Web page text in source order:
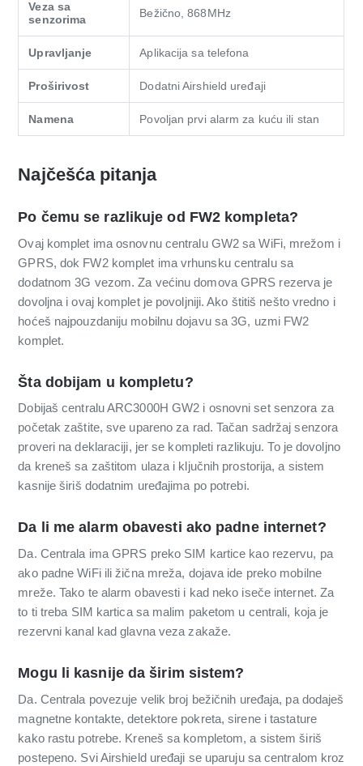
Veza sa
senzorima
Bežično, 868MHz
Upravljanje Aplikacija sa telefona
Proširivost Dodatni Airshield uređaji
Namena Povoljan prvi alarm za kuću ili stan
Najčešća pitanja
Po čemu se razlikuje od FW2 kompleta?
Ovaj komplet ima osnovnu centralu GW2 sa WiFi, mrežom i
GPRS, dok FW2 komplet ima vrhunsku centralu sa
dodatnom 3G vezom. Za većinu domova GPRS rezerva je
dovoljna i ovaj komplet je povoljniji. Ako štitiš nešto vredno i
hoćeš najpouzdaniju mobilnu dojavu sa 3G, uzmi FW2
komplet.
Šta dobijam u kompletu?
Dobijaš centralu ARC3000H GW2 i osnovni set senzora za
početak zaštite, sve upareno za rad. Tačan sadržaj senzora
proveri na deklaraciji, jer se kompleti razlikuju. To je dovoljno
da kreneš sa zaštitom ulaza i ključnih prostorija, a sistem
kasnije širiš dodatnim uređajima po potrebi.
Da li me alarm obavesti ako padne internet?
Da. Centrala ima GPRS preko SIM kartice kao rezervu, pa
ako padne WiFi ili žična mreža, dojava ide preko mobilne
mreže. Tako te alarm obavesti i kad neko iseče internet. Za
to ti treba SIM kartica sa malim paketom u centrali, koja je
rezervni kanal kad glavna veza zakaže.
Mogu li kasnije da širim sistem?
Da. Centrala povezuje velik broj bežičnih uređaja, pa dodaješ
magnetne kontakte, detektore pokreta, sirene i tastature
kako rastu potrebe. Kreneš sa kompletom, a sistem širiš
postepeno. Svi Airshield uređaji se uparuju sa centralom kroz